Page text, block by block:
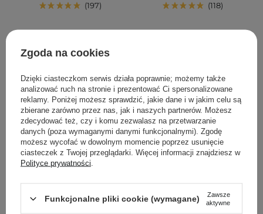
197
DODAJ DO KOSZYKA
118
PROMOCJA WYBÓR KOSMETOLOGA
Zgoda na cookies
Dzięki ciasteczkom serwis działa poprawnie; możemy także
analizować ruch na stronie i prezentować Ci spersonalizowane
reklamy. Poniżej możesz sprawdzić, jakie dane i w jakim celu są
zbierane zarówno przez nas, jak i naszych partnerów. Możesz
zdecydować też, czy i komu zezwalasz na przetwarzanie
danych (poza wymaganymi danymi funkcjonalnymi). Zgodę
możesz wycofać w dowolnym momencie poprzez usunięcie
ciasteczek z Twojej przeglądarki. Więcej informacji znajdziesz w
Polityce prywatności
Funkcjonalne pliki cookie (wymagane)
Zawsze
aktywne